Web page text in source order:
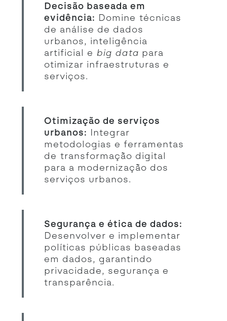
Decisão baseada em
evidência: Domine técnicas
de análise de dados
urbanos, inteligência
artificial e big data para
otimizar infraestruturas e
serviços.
Otimização de serviços
urbanos: Integrar
metodologias e ferramentas
de transformação digital
para a modernização dos
serviços urbanos.
Segurança e ética de dados:
Desenvolver e implementar
políticas públicas baseadas
em dados, garantindo
privacidade, segurança e
transparência.